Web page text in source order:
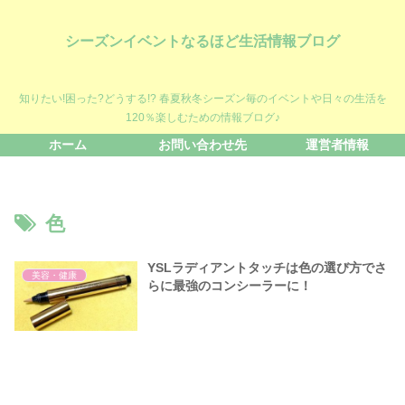
シーズンイベントなるほど生活情報ブログ
知りたい!困った?どうする!? 春夏秋冬シーズン毎のイベントや日々の生活を
120％楽しむための情報ブログ♪
ホーム お問い合わせ先 運営者情報
色
美容・健康
YSLラディアントタッチは色の選び方でさ
らに最強のコンシーラーに！